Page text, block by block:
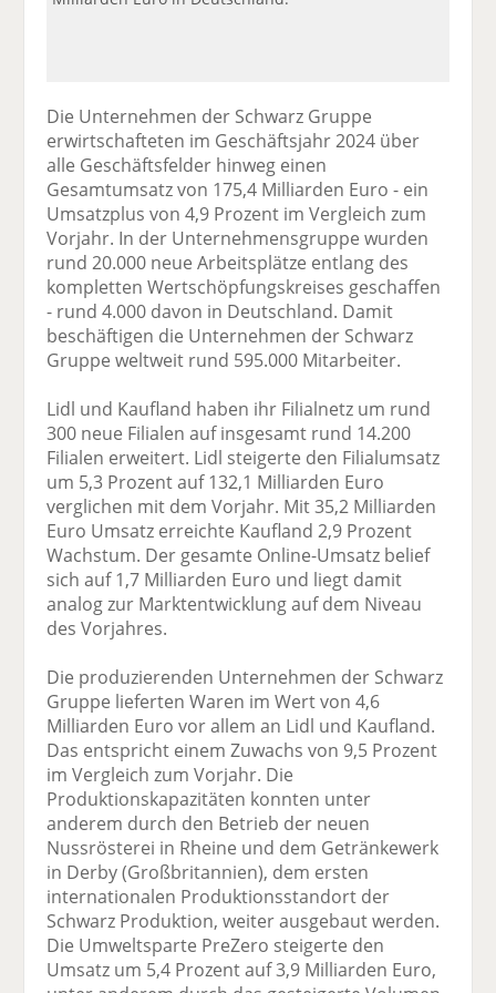
Die Unternehmen der Schwarz Gruppe
erwirtschafteten im Geschäftsjahr 2024 über
alle Geschäftsfelder hinweg einen
Gesamtumsatz von 175,4 Milliarden Euro - ein
Umsatzplus von 4,9 Prozent im Vergleich zum
Vorjahr. In der Unternehmensgruppe wurden
rund 20.000 neue Arbeitsplätze entlang des
kompletten Wertschöpfungskreises geschaffen
- rund 4.000 davon in Deutschland. Damit
beschäftigen die Unternehmen der Schwarz
Gruppe weltweit rund 595.000 Mitarbeiter.
Lidl und Kaufland haben ihr Filialnetz um rund
300 neue Filialen auf insgesamt rund 14.200
Filialen erweitert. Lidl steigerte den Filialumsatz
um 5,3 Prozent auf 132,1 Milliarden Euro
verglichen mit dem Vorjahr. Mit 35,2 Milliarden
Euro Umsatz erreichte Kaufland 2,9 Prozent
Wachstum. Der gesamte Online-Umsatz belief
sich auf 1,7 Milliarden Euro und liegt damit
analog zur Marktentwicklung auf dem Niveau
des Vorjahres.
Die produzierenden Unternehmen der Schwarz
Gruppe lieferten Waren im Wert von 4,6
Milliarden Euro vor allem an Lidl und Kaufland.
Das entspricht einem Zuwachs von 9,5 Prozent
im Vergleich zum Vorjahr. Die
Produktionskapazitäten konnten unter
anderem durch den Betrieb der neuen
Nussrösterei in Rheine und dem Getränkewerk
in Derby (Großbritannien), dem ersten
internationalen Produktionsstandort der
Schwarz Produktion, weiter ausgebaut werden.
Die Umweltsparte PreZero steigerte den
Umsatz um 5,4 Prozent auf 3,9 Milliarden Euro,